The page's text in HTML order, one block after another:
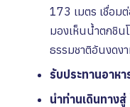
173 เมตร เชื่อม
มองเห็นน้ำตกชิน
ธรรมชาติอันงดง
รับประทานอาหา
นำท่านเดินทางสู่